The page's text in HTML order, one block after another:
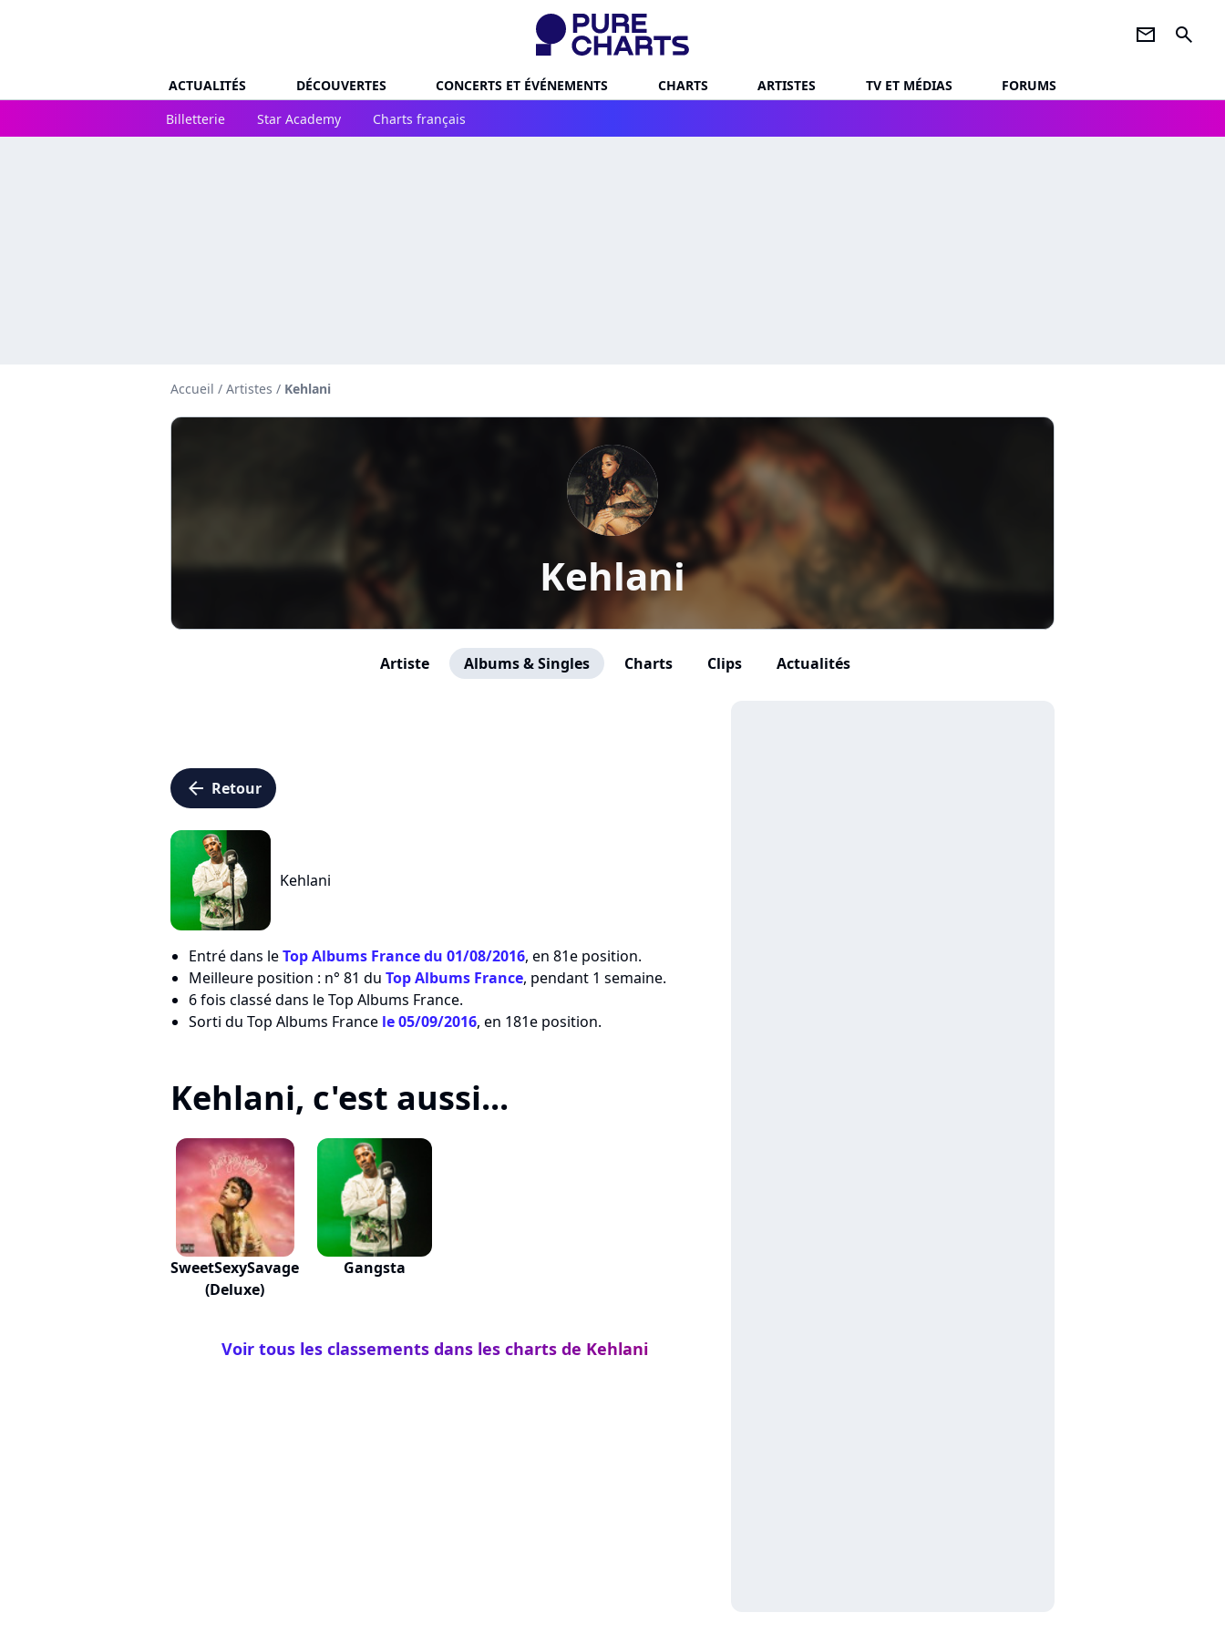
newsletter search
ACTUALITÉS DÉCOUVERTES CONCERTS ET ÉVÉNEMENTS CHARTS ARTISTES TV ET MÉDIAS
FORUMS
Billetterie
Star Academy Charts français
Accueil / Artistes / Kehlani
Kehlani
Artiste Albums & Singles Charts Clips Actualités
arrow_left Retour
Kehlani
Entré dans leTop Albums France du 01/08/2016, en 81e position.
Meilleure position : n° 81 du Top Albums France, pendant 1 semaine.
6 fois classé dans le Top Albums France.
Sorti du Top Albums France le 05/09/2016, en 181e position.
Kehlani, c'est aussi...
SweetSexySavage
(Deluxe)
Gangsta
Voir tous les classements dans les charts de Kehlani